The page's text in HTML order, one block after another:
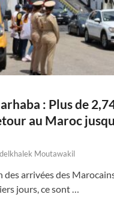
: Plus de
au Maroc
Moutawakil
des arrivées des
jours, ce sont …